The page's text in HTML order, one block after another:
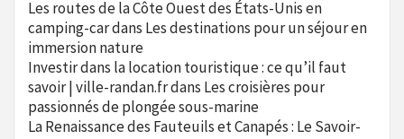
Les routes de la Côte Ouest des États-Unis en
camping-cardans Les destinations pour un séjour en
immersion nature
Investir dans la location touristique : ce qu’il faut
savoir | ville-randan.frdans Les croisières pour
passionnés de plongée sous-marine
La Renaissance des Fauteuils et Canapés : Le Savoir-